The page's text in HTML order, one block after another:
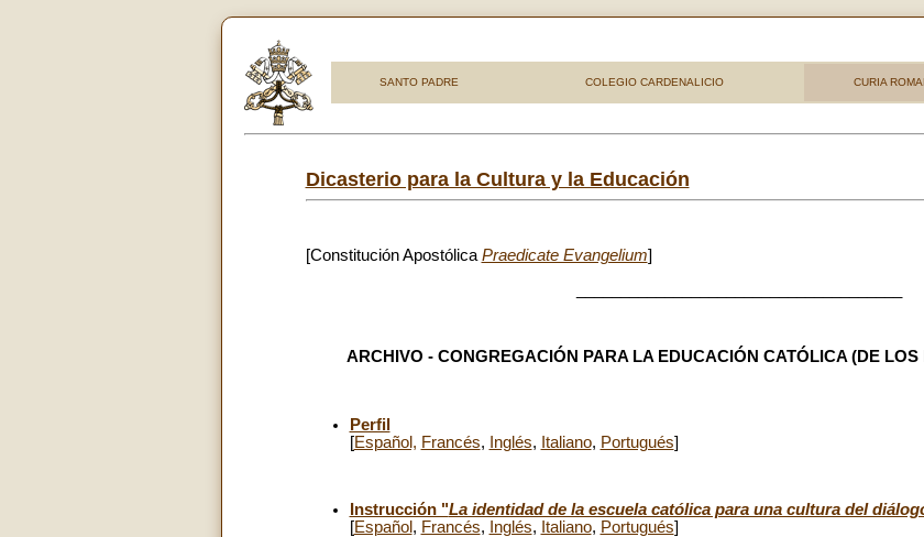
SANTO PADRE COLEGIO CARDENALICIO CURIA
Dicasterio para la Cultura y la Educación
[Constitución ApostólicaPraedicate Evangelium]
ARCHIVO - CONGREGACIÓN PARA LA EDUCACIÓN CATÓLICA (DE LOS
Perfil
[Español, Francés, Inglés, Italiano, Portugués]
Instrucción "La identidad de la escuela católica para una cultura del
[Español , Francés, Inglés, Italiano, Portugués]